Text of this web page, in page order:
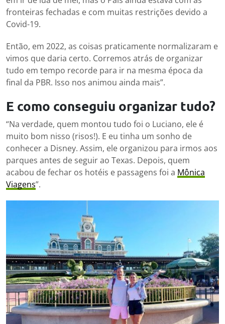
fronteiras fechadas e com muitas restrições devido a
Covid-19.
Então, em 2022, as coisas praticamente normalizaram e
vimos que daria certo. Corremos atrás de organizar
tudo em tempo recorde para ir na mesma época da
final da PBR. Isso nos animou ainda mais”.
E como conseguiu organizar tudo?
“Na verdade, quem montou tudo foi o Luciano, ele é
muito bom nisso (risos!). E eu tinha um sonho de
conhecer a Disney. Assim, ele organizou para irmos aos
parques antes de seguir ao Texas. Depois, quem
acabou de fechar os hotéis e passagens foi a Mônica
Viagens”.